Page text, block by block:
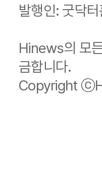
발행인: 굿닥
Hinews의 모
금합니다.
Copyright